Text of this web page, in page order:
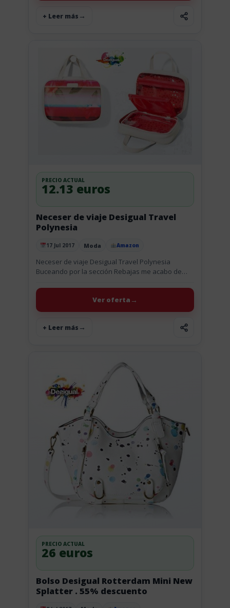
+ Leer más
Publicado el
17 Jul 2017 Moda Amazon
Neceser de viaje Desigual Travel
Polynesia
PRECIO ACTUAL
12.13 euros
Neceser de viaje Desigual Travel Polynesia
Buceando por la sección Rebajas me acabo de
Desigual Travel Polynesia con un...
+ Leer más
Ver oferta
Bolso Desigual Rotterdam Mini New
Splatter . 55% descuento
PRECIO ACTUAL
26 euros